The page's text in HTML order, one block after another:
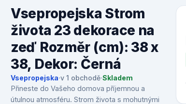
Vsepropejska Strom
života 23 dekorace na
zeď Rozměr (cm): 38 x
38, Dekor: Černá
Vsepropejska·v 1 obchodě·Skladem
Přineste do Vašeho domova příjemnou a
útulnou atmosféru. Strom života s mohutnými